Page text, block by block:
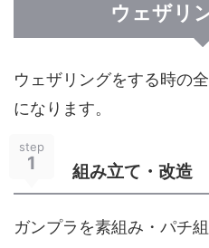
ウェザリ
ウェザリングをする時の
になります。
step
1 組み立て・改造
ガンプラを素組み・パチ